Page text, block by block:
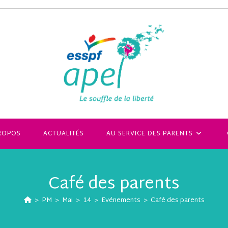
ACTUALITÉS AU SERVICE DES PARENTS
Café des parents
> PM > Mai > 14 > Evénements > Café des parents